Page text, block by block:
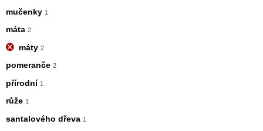
mučenky 1
máta 2
máty 2
pomeranče 2
přírodní 1
růže 1
santalového dřeva 1